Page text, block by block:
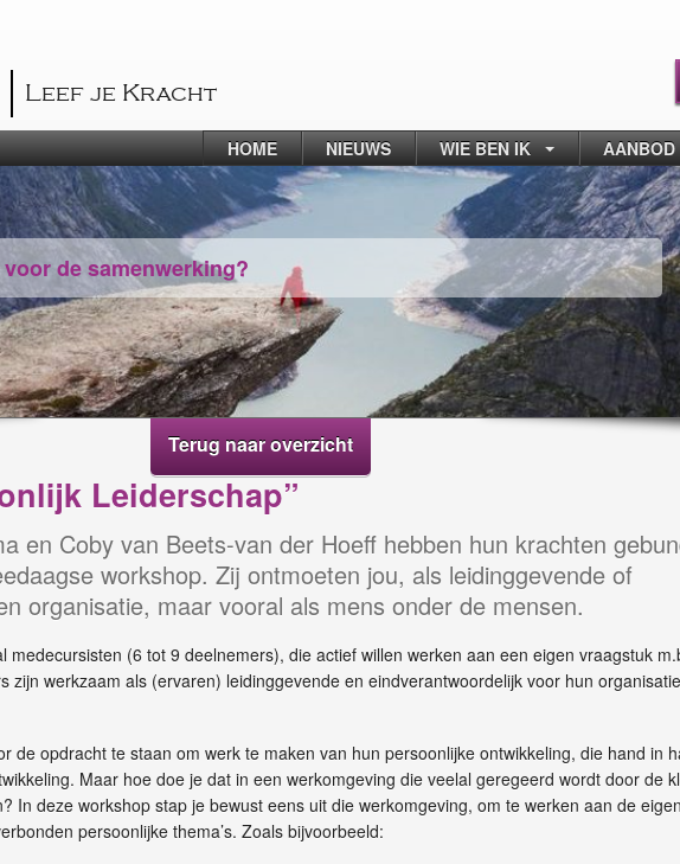
Leef je Kracht
HOME NIEUWS WIE BEN IK AANBOD
de samenwerking?
Terug naar overzicht
Leiderschap”
en Coby van Beets-van der Hoeff hebben hun krachten
workshop. Zij ontmoeten jou, als leidinggevende of
organisatie, maar vooral als mens onder de mensen.
medecursisten (6 tot 9 deelnemers), die actief willen werken aan een eigen vraagstuk
zijn werkzaam als (ervaren) leidinggevende en eindverantwoordelijk voor hun
de opdracht te staan om werk te maken van hun persoonlijke ontwikkeling, die hand in
Maar hoe doe je dat in een werkomgeving die veelal geregeerd wordt door de
In deze workshop stap je bewust eens uit die werkomgeving, om te werken aan de eigen
persoonlijke thema’s. Zoals bijvoorbeeld: